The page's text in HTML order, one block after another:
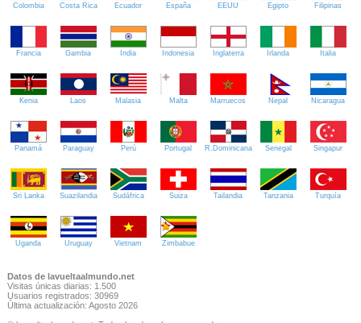
Colombia Costa Rica Ecuador España EEUU Egipto Filipinas
Francia Gambia India Indonesia Inglaterra Irlanda Italia
Kenia Laos Malasia Malta Marruecos Nepal Nicaragua
Panamá Paraguay Perú Portugal R.Dominicana Senegal Singapur
Sri Lanka Suazilandia Sudáfrica Suiza Tailandia Tanzania Turquía
Uganda Uruguay Vietnam Zimbabue
Datos de lavueltaalmundo.net
Visitas únicas diarias: 1.500
Usuarios registrados: 30969
Última actualización: Agosto 2026